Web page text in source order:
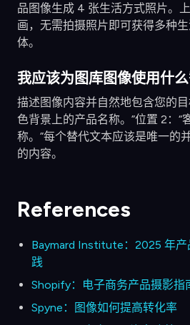
品图像生成 4 张生活方式照片。
画，无需拍摄照片即可获得多种
体。
我应该为图库图像使用什么
描述图像内容并自然地包含您的
色背景上的产品名称。”位置 2：“
称。”每个替代文本应该是唯一的
的内容。
References
Baymard Institute：2025 年
践
Shopify：电子商务产品摄影指
Spyne：图像如何提高转化率